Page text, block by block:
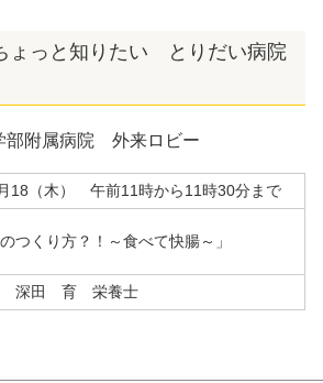
ょっと知りたい とりだい病院
部附属病院 外来ロビー
18（木） 午前11時から11時30分まで
のつくり方？！～食べて快腸～」
深田 育 栄養士